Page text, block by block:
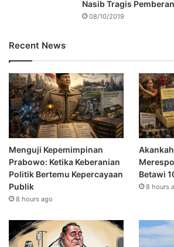
Nasib Tragis
08/10/2019
Recent News
Menguji Kepemimpinan
Prabowo: Ketika Keberanian
Politik Bertemu Kepercayaan
Publik
8 hours ago
Betawi
8 hours